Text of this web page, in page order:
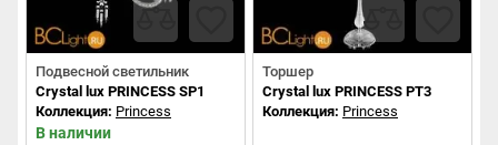
Подвесной светильник
Crystal lux PRINCESS SP1
Коллекция: Princess
В наличии
Торшер
Crystal lux PRINCESS PT3
Коллекция: Princess